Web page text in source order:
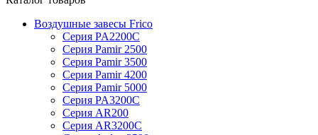
Воздушные завесы Frico
Серия PA2200C
Серия Pamir 2500
Серия Pamir 3500
Серия Pamir 4200
Серия Pamir 5000
Серия PA3200C
Серия AR200
Серия AR3200C